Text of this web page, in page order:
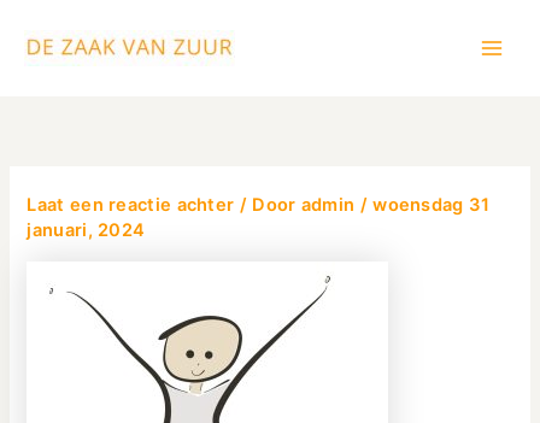
naar
Laat een reactie achter / Door admin /woensdag 31
januari, 2024